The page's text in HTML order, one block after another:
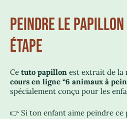
PEINDRE LE
ÉTAPE
Ce tuto papillon est extrait de la
cours en ligne “6 animaux à
spécialement conçu pour les
👉 Si ton enfant aime peindre